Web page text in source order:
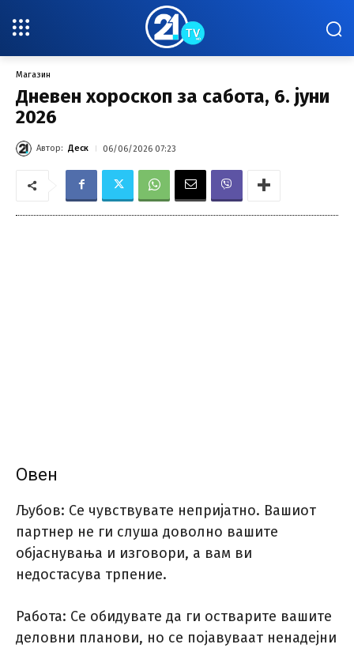
Магазин
Дневен хороскоп за сабота, 6. јуни
2026
Автор: Деск 06/06/2026 07:23
Овен
Љубов: Се чувствувате непријатно. Вашиот
партнер не ги слуша доволно вашите
објаснувања и изговори, а вам ви
недостасува трпение.
Работа: Се обидувате да ги остварите вашите
деловни планови, но се појавуваат ненадејни